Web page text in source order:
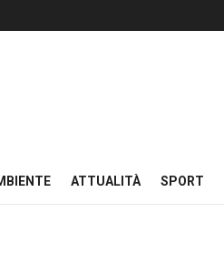
ATTUALITÀ SPORT